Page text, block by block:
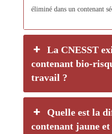
éliminé dans un contenant
La CNESST
contenant bio-
travail ?
Quelle est la
contenant jaune